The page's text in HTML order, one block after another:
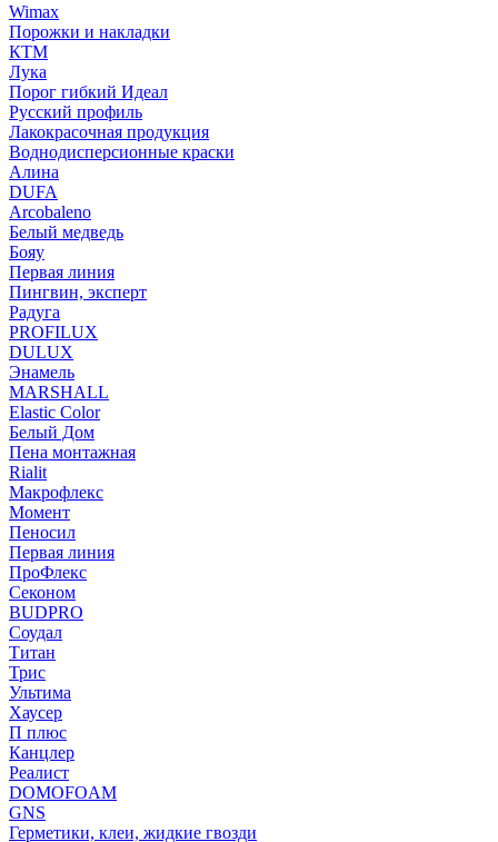
Wimax
Порожки и накладки
КТМ
Лука
Порог гибкий Идеал
Русский профиль
Лакокрасочная продукция
Воднодисперсионные краски
Алина
DUFA
Arcobaleno
Белый медведь
Бояу
Первая линия
Пингвин, эксперт
Радуга
PROFILUX
DULUX
Энамель
MARSHALL
Elastic Color
Белый Дом
Пена монтажная
Rialit
Макрофлекс
Момент
Пеносил
Первая линия
ПроФлекс
Секоном
BUDPRO
Соудал
Титан
Трис
Ультима
Хаусер
П плюс
Канцлер
Реалист
DOMOFOAM
GNS
Герметики, клеи, жидкие гвозди